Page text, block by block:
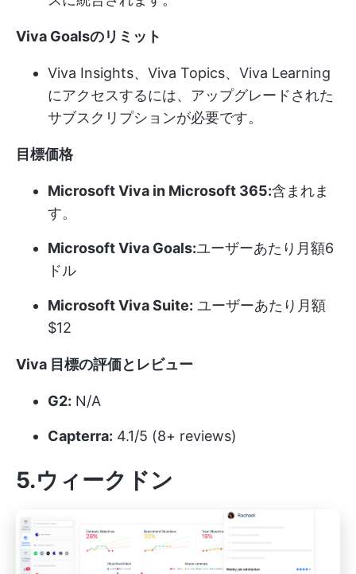
Viva Goalsのリミット
Viva Insights、Viva Topics、Viva Learning
にアクセスするには、アップグレードされた
サブスクリプションが必要です。
目標価格
Microsoft Viva in Microsoft 365:含まれま
す。
Microsoft Viva Goals:ユーザーあたり月額6
ドル
Microsoft Viva Suite: ユーザーあたり月額
$12
Viva 目標の評価とレビュー
G2: N/A
Capterra: 4.1/5 (8+ reviews)
5.ウィークドン